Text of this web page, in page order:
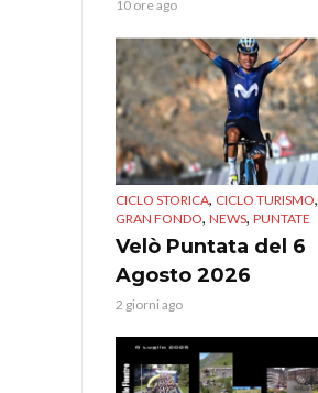
10 ore ago
CICLO STORICA, CICLO TURISMO,
GRAN FONDO, NEWS, PUNTATE
Velò Puntata del 6
Agosto 2026
2 giorni ago